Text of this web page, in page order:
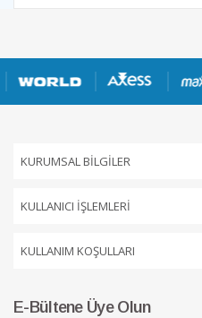
KURUMSAL BİLGİLER
KULLANICI İŞLEMLERİ
KULLANIM KOŞULLARI
E-Bültene Üye Olun